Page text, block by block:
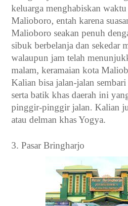
keluarga menghabiskan
Malioboro, entah karena
Malioboro seakan penuh
sibuk berbelanja dan sekedar
walaupun jam telah
malam, keramaian kota
Kalian bisa jalan-jalan
serta batik khas daerah ini
pinggir-pinggir jalan. Kalian
atau delman khas Yogya.
3. Pasar Bringharjo